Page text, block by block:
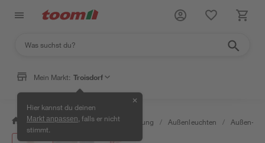
Mein Markt: Troisdorf
Hier kannst du deinen
Markt anpassen , falls er nicht
stimmt.
✕
/ Wohnen & Haushalt / Beleuchtung / Außenleuchten / Außen-